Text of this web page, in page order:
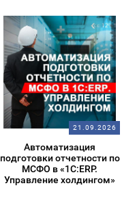
21.09.2026
Автоматизация
подготовки отчетности по
МСФО в «1С:ERP.
Управление холдингом»